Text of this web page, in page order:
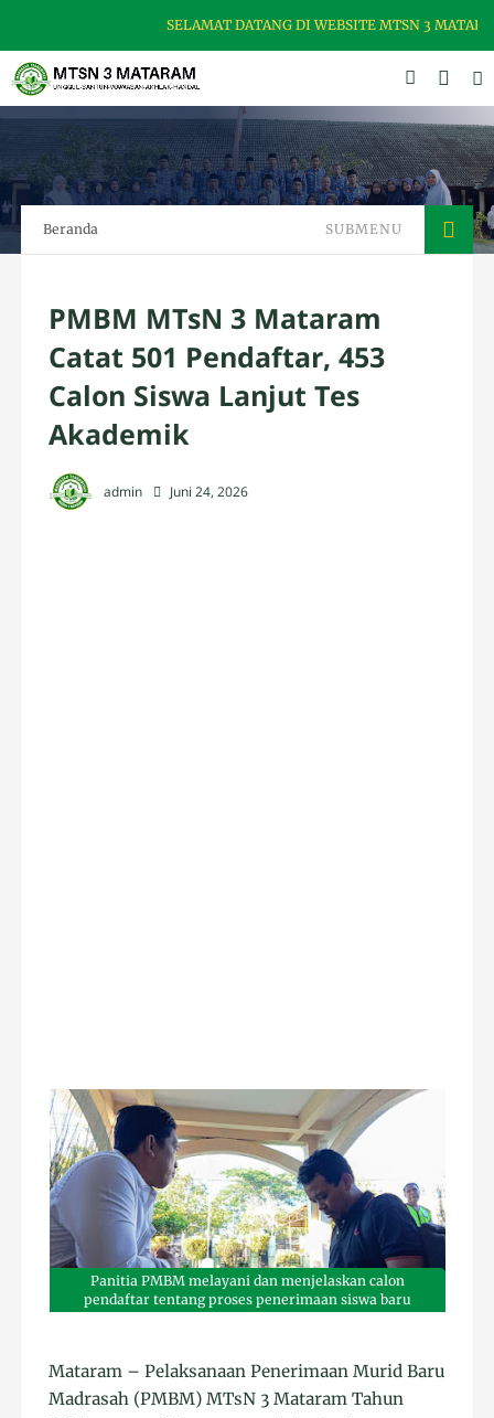
SELAMAT DATANG DI WEBSITE MTSN 3 MATARAM,
Beranda SUBMENU
PMBM MTsN 3 Mataram
Catat 501 Pendaftar, 453
Calon Siswa Lanjut Tes
Akademik
admin Juni 24, 2026
Panitia PMBM melayani dan menjelaskan calon
pendaftar tentang proses penerimaan siswa baru
Mataram – Pelaksanaan Penerimaan Murid Baru
Madrasah (PMBM) MTsN 3 Mataram Tahun